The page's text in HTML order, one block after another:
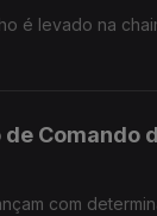
é levado na
Comando
com